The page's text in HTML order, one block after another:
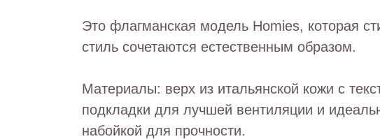
Это флагманская модель Homies, которая
стиль сочетаются естественным образом.
Материалы: верх из итальянской кожи с
подкладки для лучшей вентиляции и
набойкой для прочности.